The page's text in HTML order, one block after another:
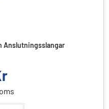
Anslutningsslangar